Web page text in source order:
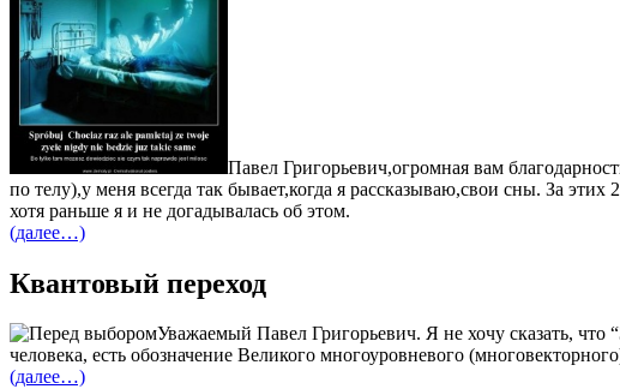
Павел Григорьевич,огромная вам
по телу),у меня всегда так бывает,когда я рассказываю,свои сны. За
хотя раньше я и не догадывалась об этом.
(далее…)
Квантовый переход
Уважаемый Павел Григорьевич. Я не хочу сказать, что
человека, есть обозначение Великого многоуровневого
(далее…)